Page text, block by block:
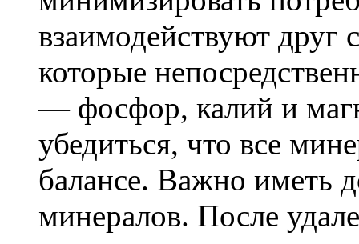
взаимодействуют друг
которые
— фосфор, калий и
убедиться, что все
балансе. Важно иметь
минералов. После